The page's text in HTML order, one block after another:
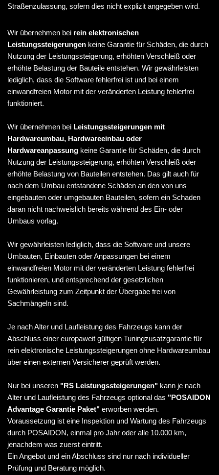
Straßenzulassung, sofern dies nicht explizit angegeben wird.
Wir übernehmen bei rein elektronischen
Leistungssteigerungen keine Garantie für Schäden, die durch
Nutzung der Leistungssteigerung, erhöhten Verschleiß oder
erhöhte Belastung der Bauteile entstehen. Wir gewährleisten
lediglich, dass die Software fehlerfrei ist und bei einem
einwandfreien Motor mit der veränderten Leistung fehlerfrei
funktioniert.
Wir übernehmen bei Leistungssteigerungen mit
Hardwareumbau, Hardwareeinbau oder
Hardwareanpassung keine Garantie für Schäden, die durch
Nutzung der Leistungssteigerung, erhöhten Verschleiß oder
erhöhte Belastung von Bauteilen entstehen. Das gilt auch für
nach dem Umbau entstandene Schäden an den von uns
eingebauten oder umgebauten Bauteilen, sofern ein Schaden
daran nicht nachweislich bereits während des Ein- oder
Umbaus vorlag.
Wir gewährleisten lediglich, dass die Software und unsere
Umbauten, Einbauten oder Anpassungen bei einem
einwandfreien Motor mit der veränderten Leistung fehlerfrei
funktionieren, und entsprechend der gesetzlichen
Gewährleistung zum Zeitpunkt der Übergabe frei von
Sachmängeln sind.
Je nach Alter und Laufleistung des Fahrzeugs kann der
Abschluss einer europaweit gültigen Tuningzusatzgarantie für
rein elektronische Leistungssteigerungen ohne Hardwareumbau
über einen externen Versicherer geprüft werden.
Nur bei unseren "RS Leistungssteigerungen" kann je nach
Alter und Laufleistung des Fahrzeugs optional das "POSAIDON
Advantage Garantie Paket" erworben werden.
Voraussetzung ist eine Inspektion und Wartung des Fahrzeugs
durch POSAIDON, einmal pro Jahr oder alle 10.000 km,
jenachdem was zuerst eintritt.
Ein Angebot und ein Abschluss sind nur nach individueller
Prüfung und Beratung möglich.